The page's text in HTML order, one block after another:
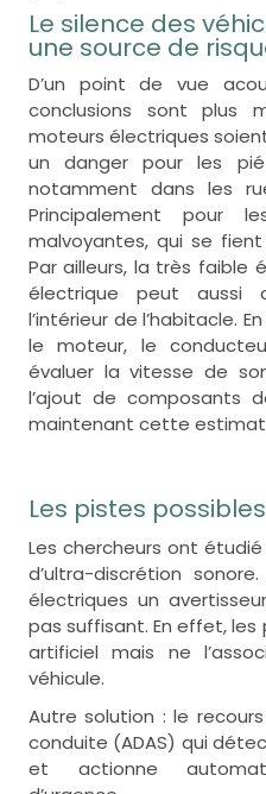
Le silence des
une source de
D’un point de vue
conclusions sont plus
moteurs électriques
un danger pour les
notamment dans les
Principalement pour
malvoyantes, qui se
Par ailleurs, la très faible
électrique peut aussi
l’intérieur de l’habitacle.
le moteur, le
évaluer la vitesse de
l’ajout de composants
maintenant cette
Les pistes
Les chercheurs ont
d’ultra-discrétion
électriques un
pas suffisant. En effet,
artificiel mais ne
véhicule.
Autre solution : le
conduite (ADAS) qui
et actionne